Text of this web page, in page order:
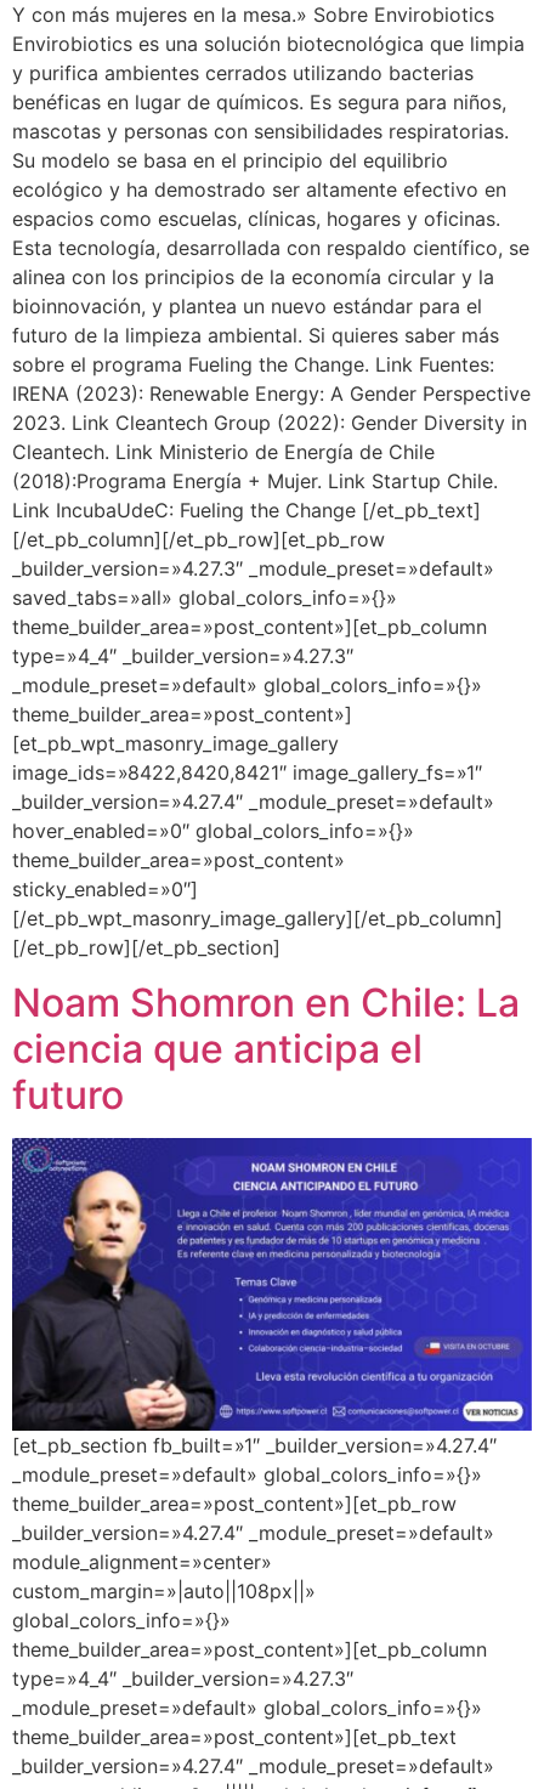
Y con más mujeres en la mesa.» Sobre Envirobiotics
Envirobiotics es una solución biotecnológica que limpia
y purifica ambientes cerrados utilizando bacterias
benéficas en lugar de químicos. Es segura para niños,
mascotas y personas con sensibilidades respiratorias.
Su modelo se basa en el principio del equilibrio
ecológico y ha demostrado ser altamente efectivo en
espacios como escuelas, clínicas, hogares y oficinas.
Esta tecnología, desarrollada con respaldo científico, se
alinea con los principios de la economía circular y la
bioinnovación, y plantea un nuevo estándar para el
futuro de la limpieza ambiental. Si quieres saber más
sobre el programa Fueling the Change. Link Fuentes:
IRENA (2023): Renewable Energy: A Gender Perspective
2023. Link Cleantech Group (2022): Gender Diversity in
Cleantech. Link Ministerio de Energía de Chile
(2018):Programa Energía + Mujer. Link Startup Chile.
Link IncubaUdeC: Fueling the Change [/et_pb_text]
[/et_pb_column][/et_pb_row][et_pb_row
_builder_version=»4.27.3″ _module_preset=»default»
saved_tabs=»all» global_colors_info=»{}»
theme_builder_area=»post_content»][et_pb_column
type=»4_4″ _builder_version=»4.27.3″
_module_preset=»default» global_colors_info=»{}»
theme_builder_area=»post_content»]
[et_pb_wpt_masonry_image_gallery
image_ids=»8422,8420,8421″ image_gallery_fs=»1″
_builder_version=»4.27.4″ _module_preset=»default»
hover_enabled=»0″ global_colors_info=»{}»
theme_builder_area=»post_content»
sticky_enabled=»0″]
[/et_pb_wpt_masonry_image_gallery][/et_pb_column]
[/et_pb_row][/et_pb_section]
Noam Shomron en Chile: La
ciencia que anticipa el
futuro
[et_pb_section fb_built=»1″ _builder_version=»4.27.4″
_module_preset=»default» global_colors_info=»{}»
theme_builder_area=»post_content»][et_pb_row
_builder_version=»4.27.4″ _module_preset=»default»
module_alignment=»center»
custom_margin=»|auto||108px||»
global_colors_info=»{}»
theme_builder_area=»post_content»][et_pb_column
type=»4_4″ _builder_version=»4.27.3″
_module_preset=»default» global_colors_info=»{}»
theme_builder_area=»post_content»][et_pb_text
_builder_version=»4.27.4″ _module_preset=»default»